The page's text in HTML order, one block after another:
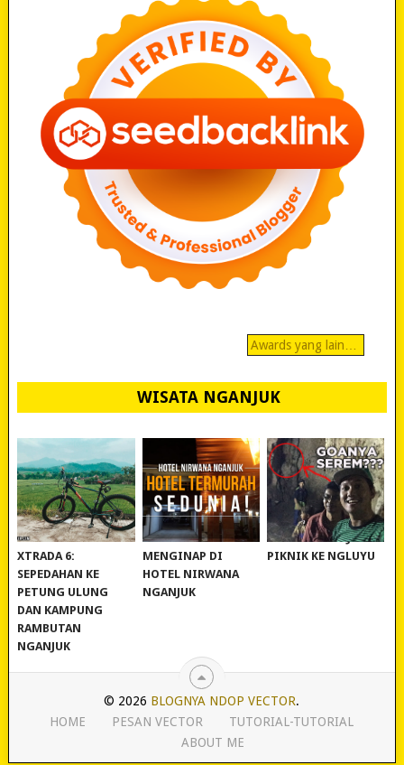
Awards yang lain…
WISATA NGANJUK
REVIEW POLYGON
XTRADA 6:
SEPEDAHAN KE
PETUNG ULUNG
DAN KAMPUNG
RAMBUTAN
NGANJUK
MURAH BANGET!
MENGINAP DI
HOTEL NIRWANA
NGANJUK
WISATA NGANJUK:
PIKNIK KE NGLUYU
© 2026 BLOGNYA NDOP VECTOR.
HOME
PESAN VECTOR
TUTORIAL-TUTORIAL
ABOUT ME